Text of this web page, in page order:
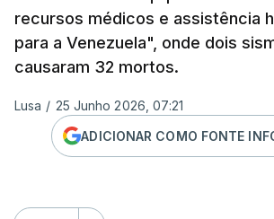
recursos médicos e assistência
para a Venezuela", onde dois
causaram 32 mortos.
Lusa / 25 Junho 2026, 07:21
ADICIONAR COMO FONTE